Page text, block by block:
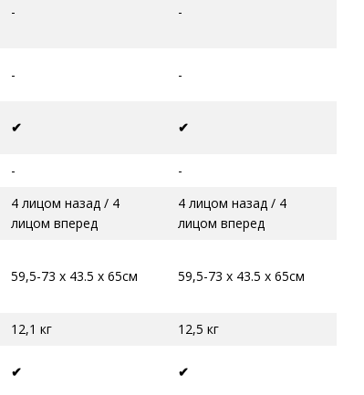
- -
- -
✔ ✔
- -
4 лицом назад / 4
лицом вперед
4 лицом назад / 4
лицом вперед
59,5-73 x 43.5 x 65см 59,5-73 x 43.5 x 65см
12,1 кг 12,5 кг
✔ ✔